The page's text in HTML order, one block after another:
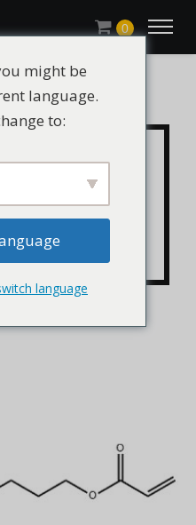
0
de
13048-
4
might be
language.
to:
language